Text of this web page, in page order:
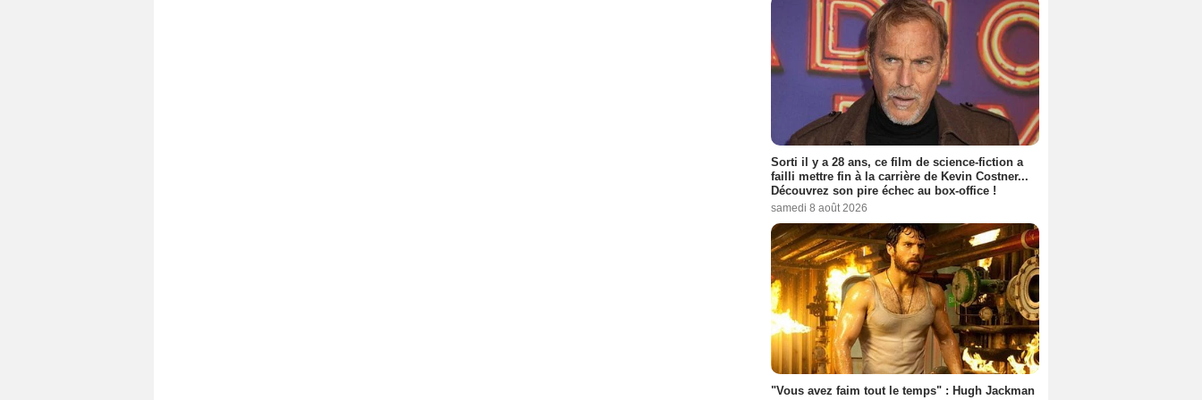
Sorti il y a 28 ans, ce film de science-fiction a
failli mettre fin à la carrière de Kevin Costner...
Découvrez son pire échec au box-office !
samedi 8 août 2026
"Vous avez faim tout le temps" : Hugh Jackman